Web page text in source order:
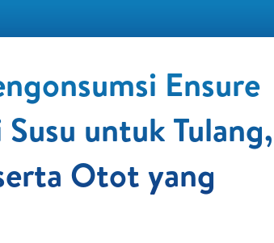
Ensure
Susu untuk Tulang,
Otot yang